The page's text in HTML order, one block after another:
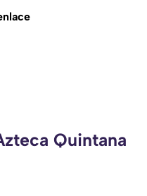
Quintana